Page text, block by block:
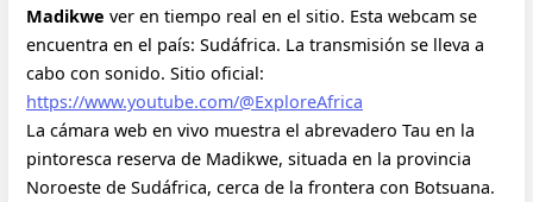
Madikwe ver en tiempo real en el sitio. Esta webcam se
encuentra en el país: Sudáfrica. La transmisión se lleva a
cabo con sonido. Sitio oficial:
https://www.youtube.com/@ExploreAfrica
La cámara web en vivo muestra el abrevadero Tau en la
pintoresca reserva de Madikwe, situada en la provincia
Noroeste de Sudáfrica, cerca de la frontera con Botsuana.